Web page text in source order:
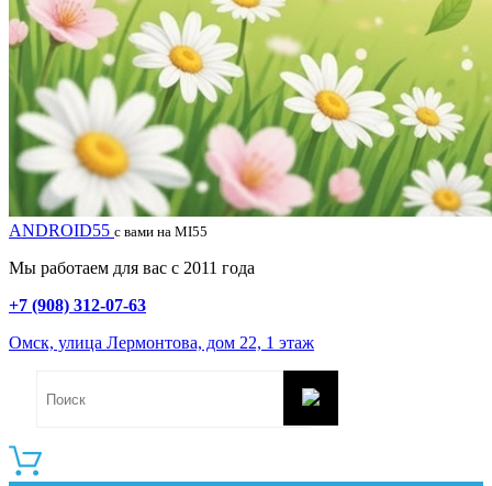
ANDROID55 с вами на MI55
Мы работаем для вас с 2011 года
+7 (908) 312-07-63
Омск, улица Лермонтова, дом 22, 1 этаж